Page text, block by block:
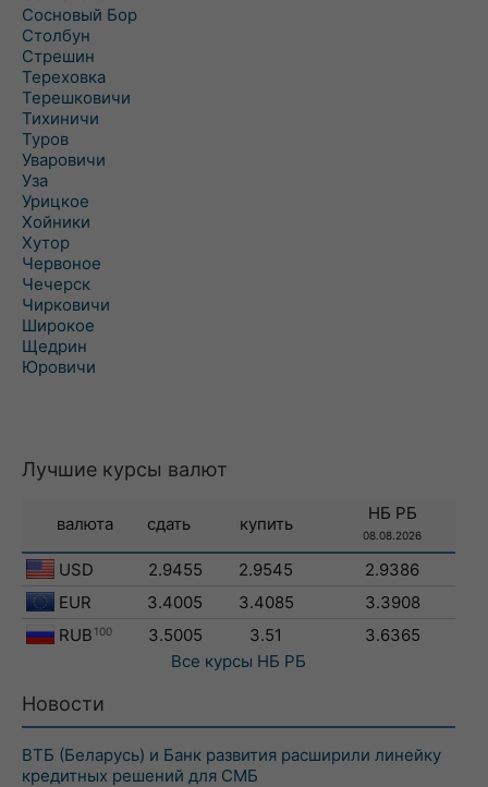
Сосновый Бор
Столбун
Стрешин
Тереховка
Терешковичи
Тихиничи
Туров
Уваровичи
Уза
Урицкое
Хойники
Хутор
Червоное
Чечерск
Чирковичи
Широкое
Щедрин
Юровичи
Лучшие курсы валют
валюта сдать купить
НБ РБ
08.08.2026
USD 2.9455 2.9545
2.9386
EUR
3.4005 3.4085
3.3908
RUB 100 3.5005 3.51
3.6365
Все курсы НБ РБ
Новости
ВТБ (Беларусь) и Банк развития расширили линейку
кредитных решений для СМБ